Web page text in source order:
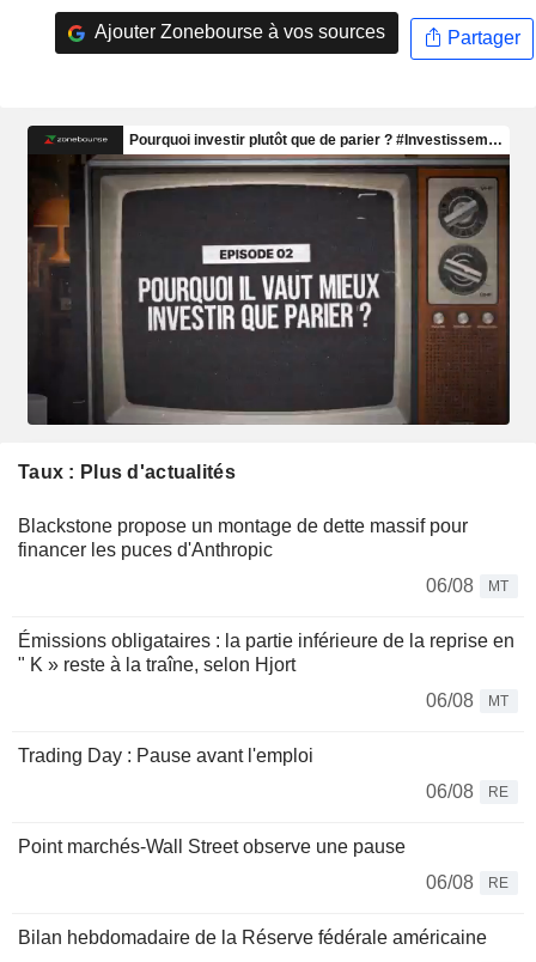
Ajouter Zonebourse à vos sources Partager
Taux : Plus d'actualités
Blackstone propose un montage de dette massif pour
financer les puces d'Anthropic
06/08
MT
Émissions obligataires : la partie inférieure de la reprise en
" K » reste à la traîne, selon Hjort
06/08
MT
Trading Day : Pause avant l'emploi
06/08
RE
Point marchés-Wall Street observe une pause
06/08
RE
Bilan hebdomadaire de la Réserve fédérale américaine